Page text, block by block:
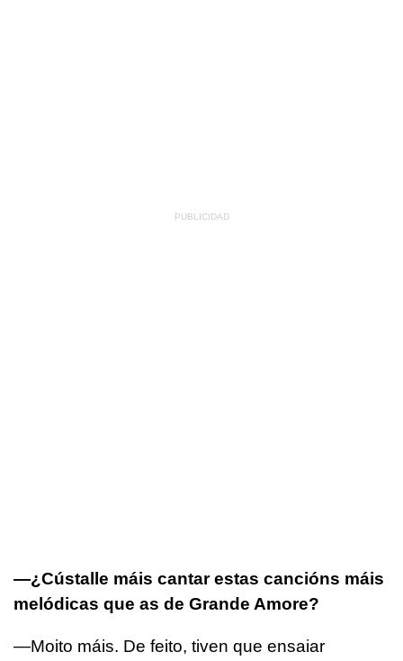
—¿Cústalle máis cantar estas cancións máis
melódicas que as de Grande Amore?
—Moito máis. De feito, tiven que ensaiar